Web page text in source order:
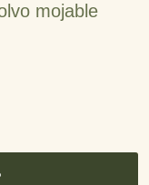
mojable